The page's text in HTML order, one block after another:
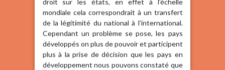
droit sur les états, en effet à l’échelle
mondiale cela correspondrait à un transfert
de la légitimité du national à l’international.
Cependant un problème se pose, les pays
développés on plus de pouvoir et participent
plus à la prise de décision que les pays en
développement nous pouvons constaté que